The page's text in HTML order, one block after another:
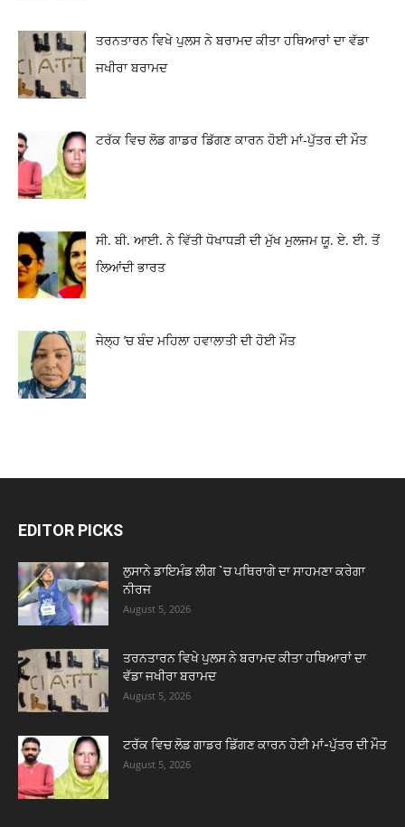
ਤਰਨਤਾਰਨ ਵਿਖੇ ਪੁਲਸ ਨੇ ਬਰਾਮਦ ਕੀਤਾ ਹਥਿਆਰਾਂ ਦਾ ਵੱਡਾ
ਜਖੀਰਾ ਬਰਾਮਦ
ਟਰੱਕ ਵਿਚ ਲੋਡ ਗਾਡਰ ਡਿੱਗਣ ਕਾਰਨ ਹੋਈ ਮਾਂ-ਪੁੱਤਰ ਦੀ ਮੌਤ
ਸੀ. ਬੀ. ਆਈ. ਨੇ ਵਿੱਤੀ ਧੋਖਾਧੜੀ ਦੀ ਮੁੱਖ ਮੁਲਜਮ ਯੂ. ਏ. ਈ. ਤੋਂ
ਲਿਆਂਦੀ ਭਾਰਤ
ਜੇਲ੍ਹ ’ਚ ਬੰਦ ਮਹਿਲਾ ਹਵਾਲਾਤੀ ਦੀ ਹੋਈ ਮੌਤ
EDITOR PICKS
ਲੁਸਾਨੇ ਡਾਇਮੰਡ ਲੀਗ `ਚ ਪਥਿਰਾਗੇ ਦਾ ਸਾਹਮਣਾ ਕਰੇਗਾ
ਨੀਰਜ
August 5, 2026
ਤਰਨਤਾਰਨ ਵਿਖੇ ਪੁਲਸ ਨੇ ਬਰਾਮਦ ਕੀਤਾ ਹਥਿਆਰਾਂ ਦਾ
ਵੱਡਾ ਜਖੀਰਾ ਬਰਾਮਦ
August 5, 2026
ਟਰੱਕ ਵਿਚ ਲੋਡ ਗਾਡਰ ਡਿੱਗਣ ਕਾਰਨ ਹੋਈ ਮਾਂ-ਪੁੱਤਰ ਦੀ ਮੌਤ
August 5, 2026